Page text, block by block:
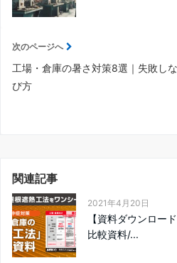
次のページへ
工場・倉庫の暑さ対策8選｜失敗し
び方
関連記事
2021年4月20日
【資料ダウンロー
比較資料/...